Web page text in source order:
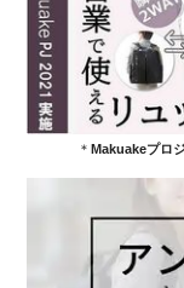
＊ Makuakeプロ